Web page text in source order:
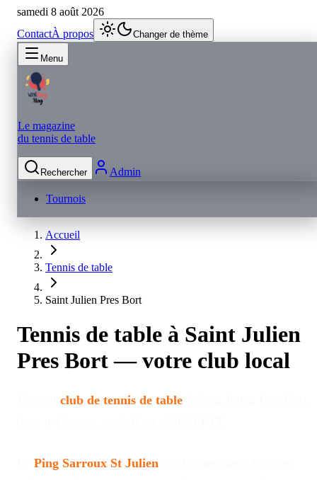
samedi 8 août 2026
ContactÀ propos Changer de thème
Menu
Le magazine
du tennis de table
Rechercher Admin
Tournois
Accueil
Tennis de table
Saint Julien Pres Bort
Tennis de table à Saint Julien
Pres Bort—votre club local
club de tennis de table
Ping Sarroux St Julien